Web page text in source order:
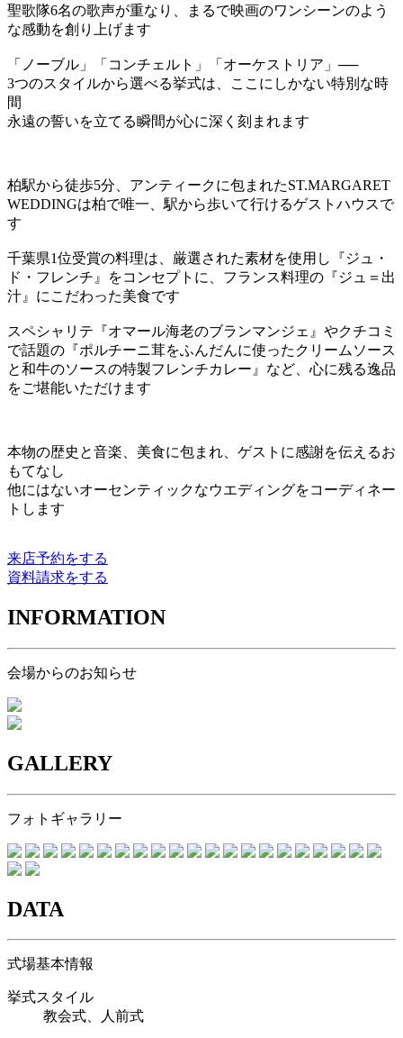
聖歌隊6名の歌声が重なり、まるで映画のワンシーンのよう
な感動を創り上げます
「ノーブル」「コンチェルト」「オーケストリア」──
3つのスタイルから選べる挙式は、ここにしかない特別な時
間
永遠の誓いを立てる瞬間が心に深く刻まれます
柏駅から徒歩5分、アンティークに包まれたST.MARGARET
WEDDINGは柏で唯一、駅から歩いて行けるゲストハウスで
す
千葉県1位受賞の料理は、厳選された素材を使用し『ジュ・
ド・フレンチ』をコンセプトに、フランス料理の『ジュ＝出
汁』にこだわった美食です
スペシャリテ『オマール海老のブランマンジェ』やクチコミ
で話題の『ポルチーニ茸をふんだんに使ったクリームソース
と和牛のソースの特製フレンチカレー』など、心に残る逸品
をご堪能いただけます
本物の歴史と音楽、美食に包まれ、ゲストに感謝を伝えるお
もてなし
他にはないオーセンティックなウエディングをコーディネー
トします
来店予約をする
資料請求をする
INFORMATION
会場からのお知らせ
GALLERY
フォトギャラリー
DATA
式場基本情報
挙式スタイル
教会式、人前式